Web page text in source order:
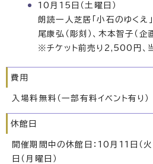
10月15日（土曜日）
朗読一人芝居「小石のゆくえ
尾康弘（彫刻）、木本智子（企
※チケット前売り2,500円、
費用
入場料無料（一部有料イベント有り）
休館日
開催期間中の休館日：10月11日（火
日（月曜日）